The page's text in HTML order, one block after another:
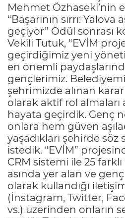
Mehmet Özhaseki’nin
“Başarının sırrı: Yalova
geçiyor” Ödül sonrası
Vekili Tutuk, “EVİM
geçirdiğimiz yeni
en önemli
gençlerimiz.
şehrimizde alınan
olarak aktif rol almaları
hayata geçirdik. Genç
onlara hem güven
yaşadıkları şehirde söz
istedik. “EVİM”
CRM sistemi ile 25
asında yer alan ve
olarak kullandığı
(İnstagram, Twitter,
vs.) üzerinden onların